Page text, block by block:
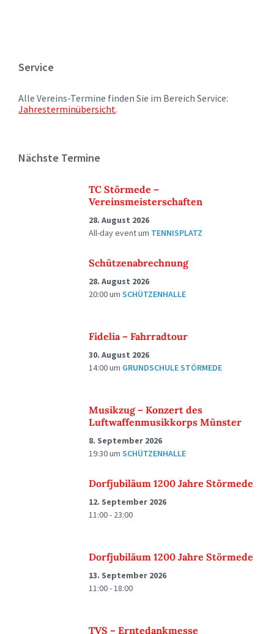
Service
Alle Vereins-Termine finden Sie im Bereich Service:
Jahresterminübersicht.
Nächste Termine
TC Störmede –
Vereinsmeisterschaften
28. August 2026
All-day eventum TENNISPLATZ
Schützenabrechnung
28. August 2026
20:00um SCHÜTZENHALLE
Fidelia – Fahrradtour
30. August 2026
14:00um GRUNDSCHULE STÖRMEDE
Musikzug – Konzert des
Luftwaffenmusikkorps Münster
8. September 2026
19:30um SCHÜTZENHALLE
Dorfjubiläum 1200 Jahre Störmede
12. September 2026
11:00 - 23:00
Dorfjubiläum 1200 Jahre Störmede
13. September 2026
11:00 - 18:00
TVS – Erntedankmesse